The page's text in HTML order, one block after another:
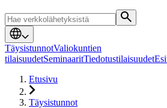
TäysistunnotValiokuntien
tilaisuudetSeminaaritTiedotustilaisuudet
Etusivu
Täysistunnot